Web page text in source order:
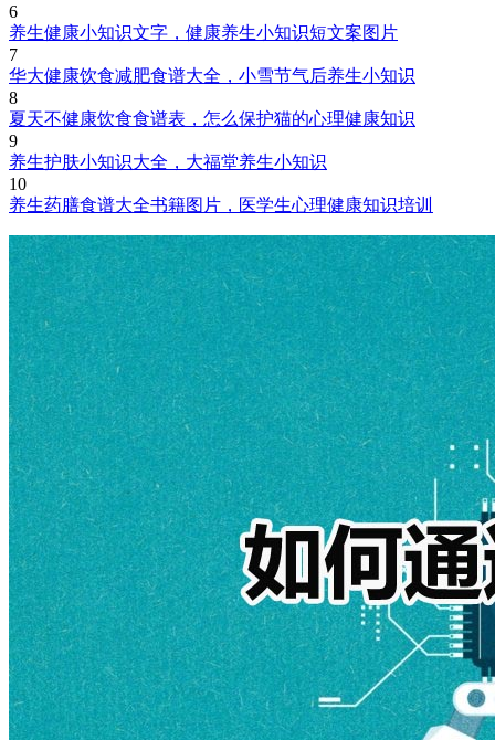
6
养生健康小知识文字，健康养生小知识短文案图片
7
华大健康饮食减肥食谱大全，小雪节气后养生小知识
8
夏天不健康饮食食谱表，怎么保护猫的心理健康知识
9
养生护肤小知识大全，大福堂养生小知识
10
养生药膳食谱大全书籍图片，医学生心理健康知识培训